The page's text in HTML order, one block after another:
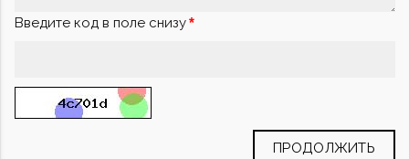
Введите код в поле снизу
ПРОДОЛЖИТЬ